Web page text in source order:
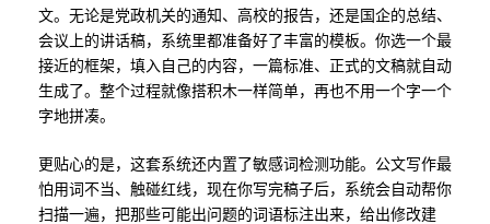
文。无论是党政机关的通知、高校的报告，还是国企的总结、
会议上的讲话稿，系统里都准备好了丰富的模板。你选一个最
接近的框架，填入自己的内容，一篇标准、正式的文稿就自动
生成了。整个过程就像搭积木一样简单，再也不用一个字一个
字地拼凑。
更贴心的是，这套系统还内置了敏感词检测功能。公文写作最
怕用词不当、触碰红线，现在你写完稿子后，系统会自动帮你
扫描一遍，把那些可能出问题的词语标注出来，给出修改建